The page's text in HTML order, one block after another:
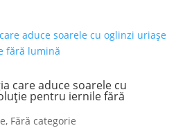
care aduce soarele cu
pentru iernile fără
, Fără categorie